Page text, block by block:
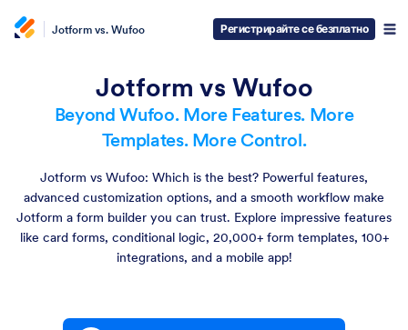
Jotform vs. Wufoo Регистрирайте се безплатно
Jotform vs Wufoo
Beyond Wufoo. More Features. More
Templates. More Control.
Jotform vs Wufoo: Which is the best? Powerful features,
advanced customization options, and a smooth workflow make
Jotform a form builder you can trust. Explore impressive features
like card forms, conditional logic, 20,000+ form templates, 100+
integrations, and a mobile app!